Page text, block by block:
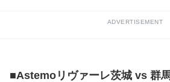
ADVERTISEMENT
■Astemoリヴァーレ茨城 vs 群